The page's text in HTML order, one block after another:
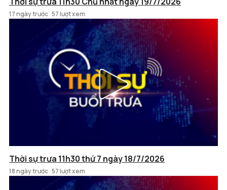
17 ngày trước 57 lượt xem
Thời sự trưa 11h30 thứ 7 ngày 18/7/2026
18 ngày trước 57 lượt xem